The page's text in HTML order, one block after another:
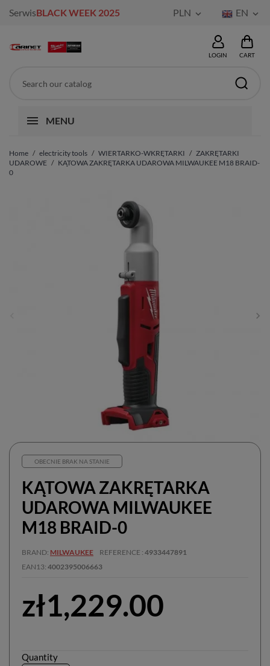
SerwisBLACK WEEK 2025 PLN  EN 
LOGIN CART
MENU
Home electricity tools WIERTARKO-WKRĘTARKI
ZAKRĘTARKI
UDAROWE
KĄTOWA ZAKRĘTARKA UDAROWA MILWAUKEE M18 BRAID-
0
OBECNIE BRAK NA STANIE
KĄTOWA ZAKRĘTARKA
UDAROWA MILWAUKEE
M18 BRAID-0
BRAND MILWAUKEE REFERENCE 4933447891
EAN13 4002395006663
zł1,229.00
Quantity